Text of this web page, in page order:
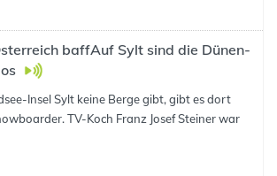
baffAuf Sylt sind die Dünen-
Insel Sylt keine Berge gibt, gibt es dort
TV-Koch Franz Josef Steiner war